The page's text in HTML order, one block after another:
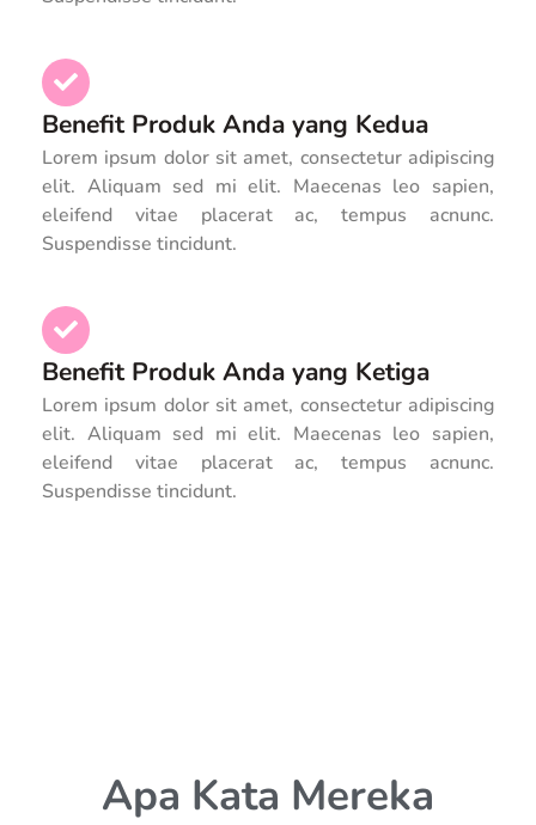
Benefit Produk Anda yang Kedua
Lorem ipsum dolor sit amet, consectetur adipiscing
elit. Aliquam sed mi elit. Maecenas leo sapien,
eleifend vitae placerat ac, tempus acnunc.
Suspendisse tincidunt.
Benefit Produk Anda yang Ketiga
Lorem ipsum dolor sit amet, consectetur adipiscing
elit. Aliquam sed mi elit. Maecenas leo sapien,
eleifend vitae placerat ac, tempus acnunc.
Suspendisse tincidunt.
Apa Kata Mereka